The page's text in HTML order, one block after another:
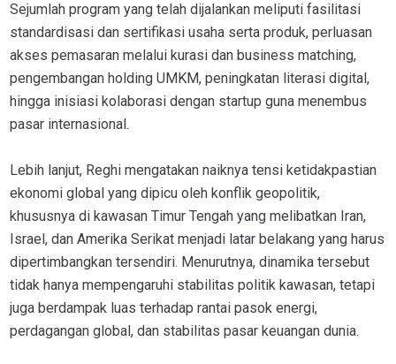
Sejumlah program yang telah dijalankan meliputi fasilitasi
standardisasi dan sertifikasi usaha serta produk, perluasan
akses pemasaran melalui kurasi dan business matching,
pengembangan holding UMKM, peningkatan literasi digital,
hingga inisiasi kolaborasi dengan startup guna menembus
pasar internasional.
Lebih lanjut, Reghi mengatakan naiknya tensi ketidakpastian
ekonomi global yang dipicu oleh konflik geopolitik,
khususnya di kawasan Timur Tengah yang melibatkan Iran,
Israel, dan Amerika Serikat menjadi latar belakang yang harus
dipertimbangkan tersendiri. Menurutnya, dinamika tersebut
tidak hanya mempengaruhi stabilitas politik kawasan, tetapi
juga berdampak luas terhadap rantai pasok energi,
perdagangan global, dan stabilitas pasar keuangan dunia.